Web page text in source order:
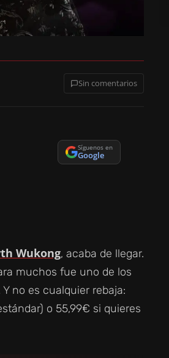
Sin comentarios
Síguenos en
Google
Wukong, acaba de llegar.
muchos fue uno de los
no es cualquier rebaja:
o 55,99€ si quieres